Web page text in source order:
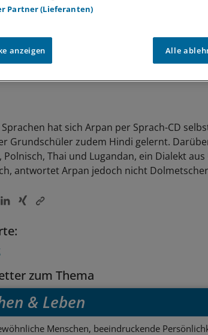
hat sich Arpan per Sprach-CD
Grundschüler zudem Hindi gelernt.
Polnisch, Thai und Lugandan, ein Dialekt
antwortet Arpan jedoch nicht
zum Thema
& Leben
Menschen, beeindruckende
Partner (Lieferanten)
anzeigen Alle